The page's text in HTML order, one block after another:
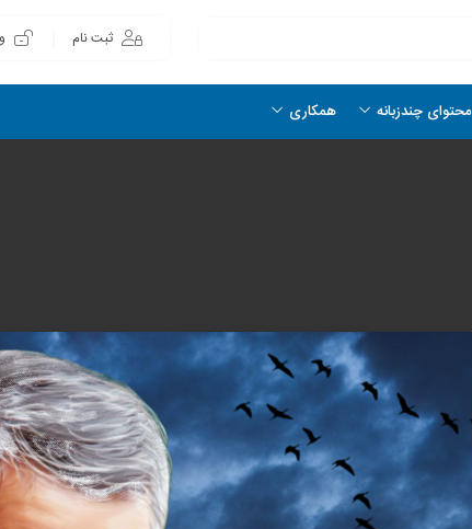
ثبت نام
محتوای چندزبانه همکاری